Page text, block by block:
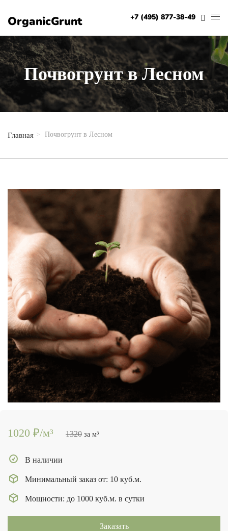
OrganicGrunt +7 (495) 001-47-01
Почвогрунт в Лесном
Главная Почвогрунт в Лесном
1020 ₽/м³ 1320 за м³
В наличии
Минимальный заказ от: 10 куб.м.
Мощности: до 1000 куб.м. в сутки
Заказать